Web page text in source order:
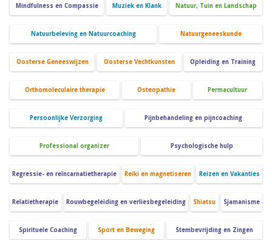
Mindfulness en Compassie Muziek en Klank Natuur, Tuin en Landschap
Natuurbeleving en Natuurcoaching Natuurgeneeskunde
Oosterse Geneeswijzen Oosterse Vechtkunsten Opleiding en Training
Orthomoleculaire therapie Osteopathie Permacultuur
Persoonlijke Verzorging Pijnbehandeling en pijncoaching
Professional organizer Psychologische hulp
Regressie- en reïncarnatietherapie Reiki en magnetiseren Reizen en Vakanties
Relatietherapie Rouwbegeleiding en verliesbegeleiding Shiatsu Sjamanisme
Spirituele Coaching Sport en Beweging Stembevrijding en Zingen